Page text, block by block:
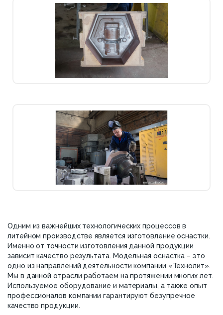
Одним из важнейших технологических процессов в
литейном производстве является изготовление оснастки.
Именно от точности изготовления данной продукции
зависит качество результата. Модельная оснастка – это
одно из направлений деятельности компании «Технолит».
Мы в данной отрасли работаем на протяжении многих лет.
Используемое оборудование и материалы, а также опыт
профессионалов компании гарантируют безупречное
качество продукции.